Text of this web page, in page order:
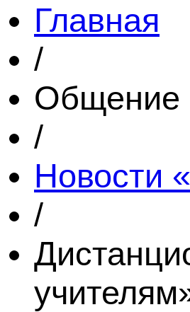
Главная
/
Общение
/
Новости
/